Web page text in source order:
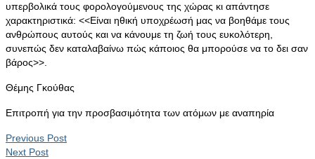
υπερβολικά τους φορολογούμενους της χώρας κι απάντησε
χαρακτηριστικά: <<Είναι ηθική υποχρέωσή μας να βοηθάμε τους
ανθρώπους αυτούς και να κάνουμε τη ζωή τους ευκολότερη,
συνεπώς δεν καταλαβαίνω πώς κάποιος θα μπορούσε να το δει σαν
βάρος>>.
Θέμης Γκούθας
Επιτροπή για την προσβασιμότητα των ατόμων με αναπηρία
Previous Post
Next Post